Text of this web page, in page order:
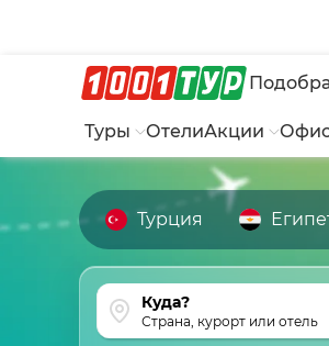
Туры ОтелиАкции
Турция
Страна, курорт или отель